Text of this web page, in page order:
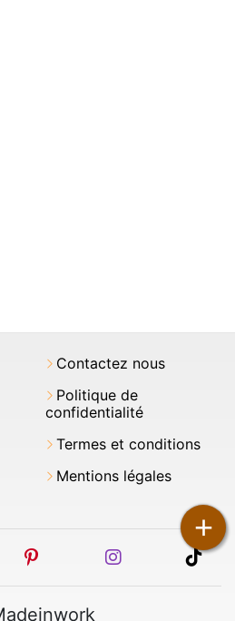
+
Contactez nous
Politique de
confidentialité
Termes et conditions
Mentions légales
pinterest instagram